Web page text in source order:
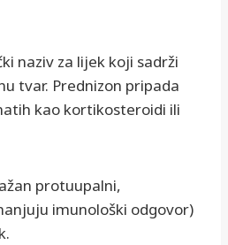
naziv za lijek koji sadrži
tvar. Prednizon pripada
kao kortikosteroidi ili
protuupalni,
imunološki odgovor)